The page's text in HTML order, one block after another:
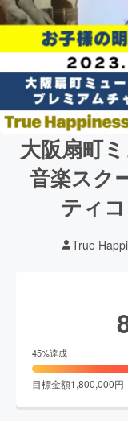
大阪扇町
音楽スク
ティ
True
45%達成
目標金額1,800,000円